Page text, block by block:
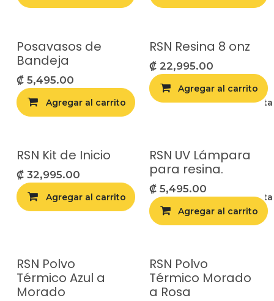
Posavasos de
Bandeja
₡ 5,495.00
Agregar al carrito Agregar a la
RSN Resina 8 onz
₡ 22,995.00
Agregar al carrito
RSN Kit de Inicio
₡ 32,995.00
Agregar al carrito Agregar a la
RSN UV Lámpara
para resina.
₡ 5,495.00
Agregar al carrito
RSN Polvo
Térmico Azul a
Morado
RSN Polvo
Térmico Morado
a Rosa